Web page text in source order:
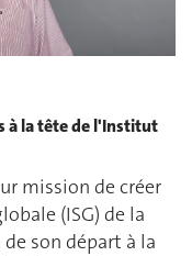
à la tête de l'Institut
mission de créer
(ISG) de la
son départ à la